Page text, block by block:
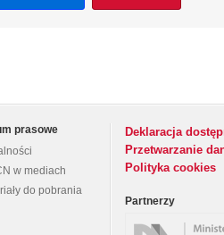
prasowe
w mediach
do pobrania
Deklaracja
Przetwarzanie
Polityka cookies
Partnerzy